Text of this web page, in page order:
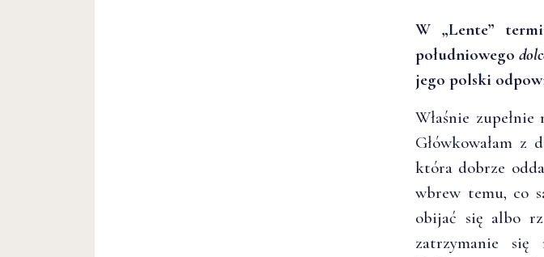
W „Lente”
południowego
jego polski
Właśnie
Główkowałam
która dobrze
wbrew temu, co
obijać się albo
zatrzymanie